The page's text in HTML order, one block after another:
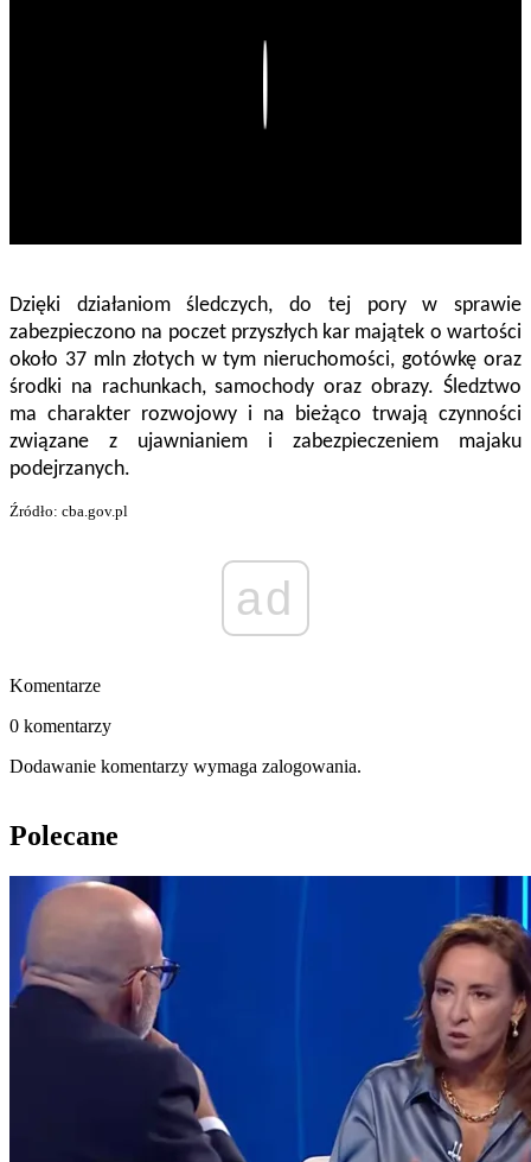
Dzięki działaniom śledczych, do tej pory w sprawie
zabezpieczono na poczet przyszłych kar majątek o wartości
około 37 mln złotych w tym nieruchomości, gotówkę oraz
środki na rachunkach, samochody oraz obrazy. Śledztwo
ma charakter rozwojowy i na bieżąco trwają czynności
związane z ujawnianiem i zabezpieczeniem majaku
podejrzanych.
Źródło: cba.gov.pl
ad
Komentarze
0 komentarzy
Dodawanie komentarzy wymaga zalogowania.
Polecane